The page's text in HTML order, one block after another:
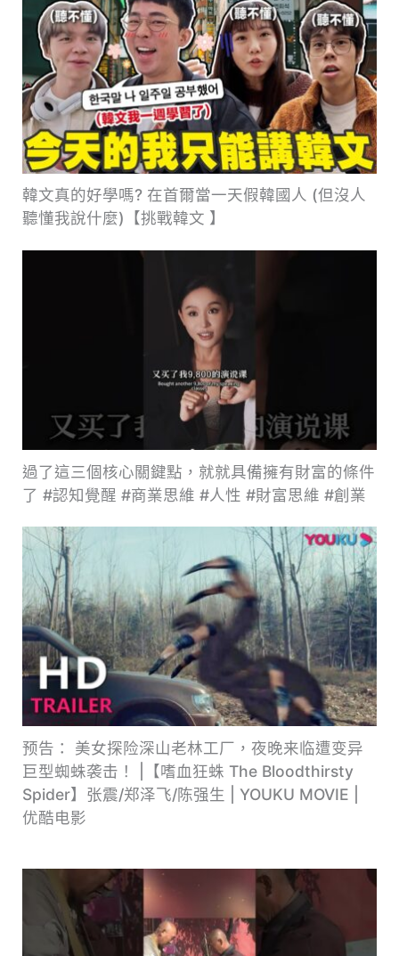
韓文真的好學嗎? 在首爾當一天假韓國人 (但沒人
聽懂我說什麼)【挑戰韓文 】
過了這三個核心關鍵點，就就具備擁有財富的條件
了 #認知覺醒 #商業思維 #人性 #財富思維 #創業
预告： 美女探险深山老林工厂，夜晚来临遭变异
巨型蜘蛛袭击！ |【嗜血狂蛛 The Bloodthirsty
Spider】张震/郑泽飞/陈强生 | YOUKU MOVIE |
优酷电影